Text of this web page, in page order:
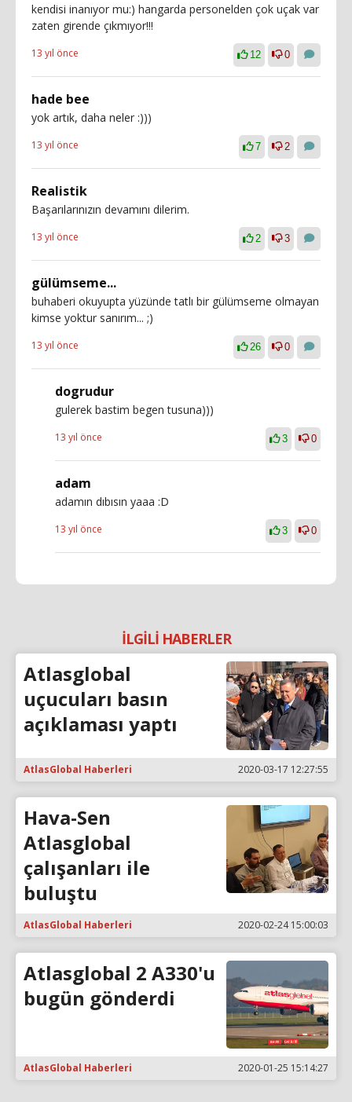
kendisi inanıyor mu:) hangarda personelden çok uçak var
zaten girende çıkmıyor!!!
13 yıl önce 12 0
hade bee
yok artık, daha neler :)))
13 yıl önce 7 2
Realistik
Başarılarınızın devamını dilerim.
13 yıl önce 2 3
gülümseme...
buhaberi okuyupta yüzünde tatlı bir gülümseme olmayan
kimse yoktur sanırım... ;)
13 yıl önce 26 0
dogrudur
gulerek bastim begen tusuna)))
13 yıl önce 3 0
adam
adamın dıbısın yaaa :D
13 yıl önce 3 0
İLGİLİ HABERLER
Atlasglobal
uçucuları basın
açıklaması yaptı
AtlasGlobal Haberleri 2020-03-17 12:27:55
Hava-Sen
Atlasglobal
çalışanları ile
buluştu
AtlasGlobal Haberleri 2020-02-24 15:00:03
Atlasglobal 2 A330'u
bugün gönderdi
AtlasGlobal Haberleri 2020-01-25 15:14:27